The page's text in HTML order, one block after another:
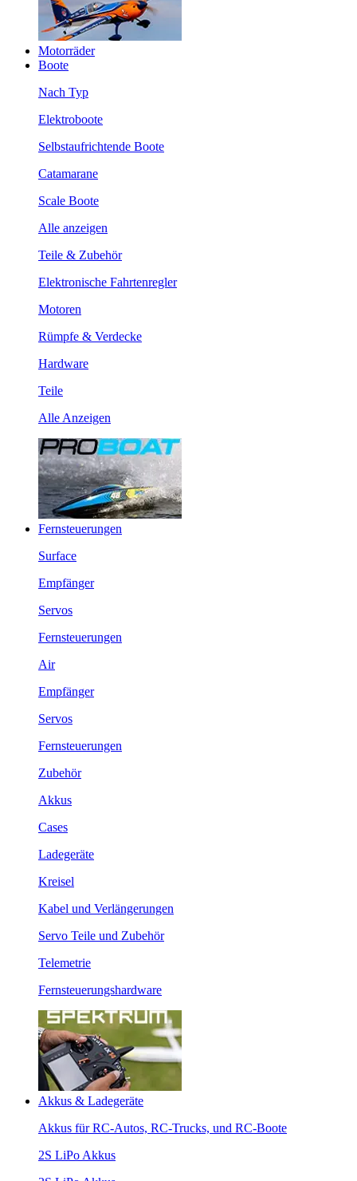
Motorräder
Boote
Nach Typ
Elektroboote
Selbstaufrichtende Boote
Catamarane
Scale Boote
Alle anzeigen
Teile & Zubehör
Elektronische Fahrtenregler
Motoren
Rümpfe & Verdecke
Hardware
Teile
Alle Anzeigen
Fernsteuerungen
Surface
Empfänger
Servos
Fernsteuerungen
Air
Empfänger
Servos
Fernsteuerungen
Zubehör
Akkus
Cases
Ladegeräte
Kreisel
Kabel und Verlängerungen
Servo Teile und Zubehör
Telemetrie
Fernsteuerungshardware
Akkus & Ladegeräte
Akkus für RC-Autos, RC-Trucks, und RC-Boote
2S LiPo Akkus